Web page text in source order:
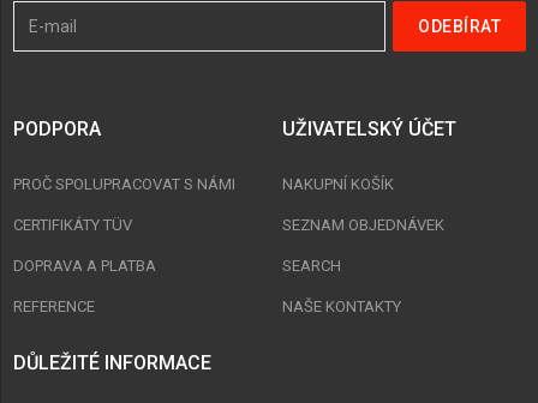
PODPORA
PROČ SPOLUPRACOVAT S NÁMI
CERTIFIKÁTY TÜV
DOPRAVA A PLATBA
REFERENCE
UŽIVATELSKÝ ÚČET
NAKUPNÍ KOŠÍK
SEZNAM OBJEDNÁVEK
SEARCH
NAŠE KONTAKTY
DŮLEŽITÉ INFORMACE